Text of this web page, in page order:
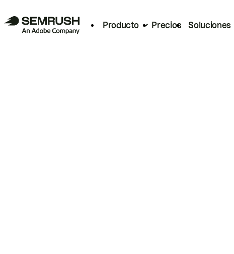
Producto Precios Soluciones